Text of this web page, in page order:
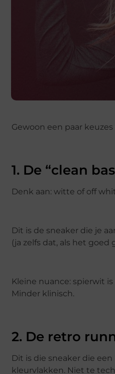
Gewoon een paar
1. De “clean
Denk aan: witte of off
Dit is de sneaker die je
(ja zelfs dat, als het goed
Kleine nuance: spierwit
Minder klinisch.
2. De retro
Dit is die sneaker die
kleurvlakken. Niet te